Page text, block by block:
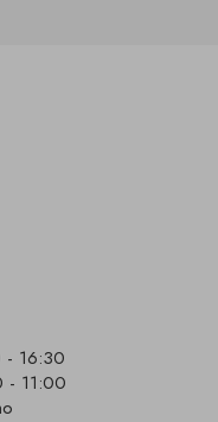
- 16:30
- 11:00